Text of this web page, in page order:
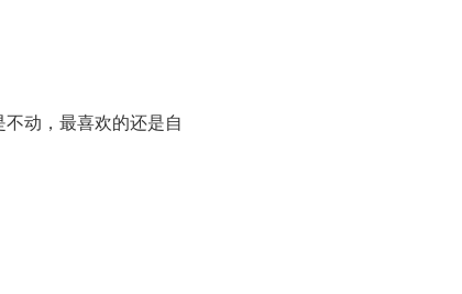
动，最喜欢的还是自